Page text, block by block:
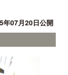
年07月20日公開